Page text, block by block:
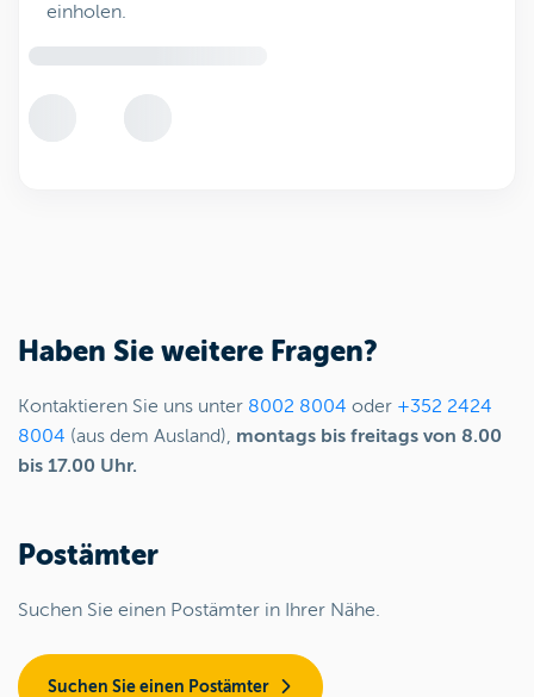
einholen.
Haben Sie weitere Fragen?
Kontaktieren Sie uns unter 8002 8004 oder +352 2424
8004 (aus dem Ausland), montags bis freitags von 8.00
bis 17.00 Uhr.
Postämter
Suchen Sie einen Postämter in Ihrer Nähe.
Suchen Sie einen Postämter